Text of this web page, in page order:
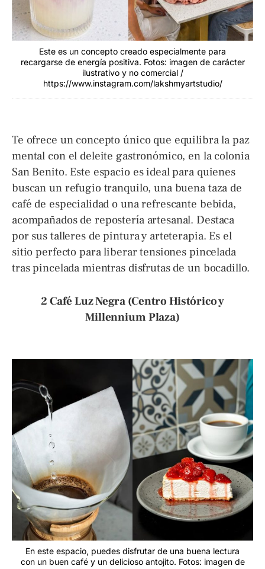
Este es un concepto creado especialmente para
recargarse de energía positiva. Fotos: imagen de carácter
ilustrativo y no comercial /
https://www.instagram.com/lakshmyartstudio/
Te ofrece un concepto único que equilibra la paz
mental con el deleite gastronómico, en la colonia
San Benito. Este espacio es ideal para quienes
buscan un refugio tranquilo, una buena taza de
café de especialidad o una refrescante bebida,
acompañados de repostería artesanal. Destaca
por sus talleres de pintura y arteterapia. Es el
sitio perfecto para liberar tensiones pincelada
tras pincelada mientras disfrutas de un bocadillo.
2 Café Luz Negra (Centro Histórico y
Millennium Plaza)
En este espacio, puedes disfrutar de una buena lectura
con un buen café y un delicioso antojito. Fotos: imagen de